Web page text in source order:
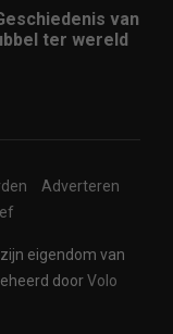
van
ter wereld
Adverteren
eigendom van
doorVolo